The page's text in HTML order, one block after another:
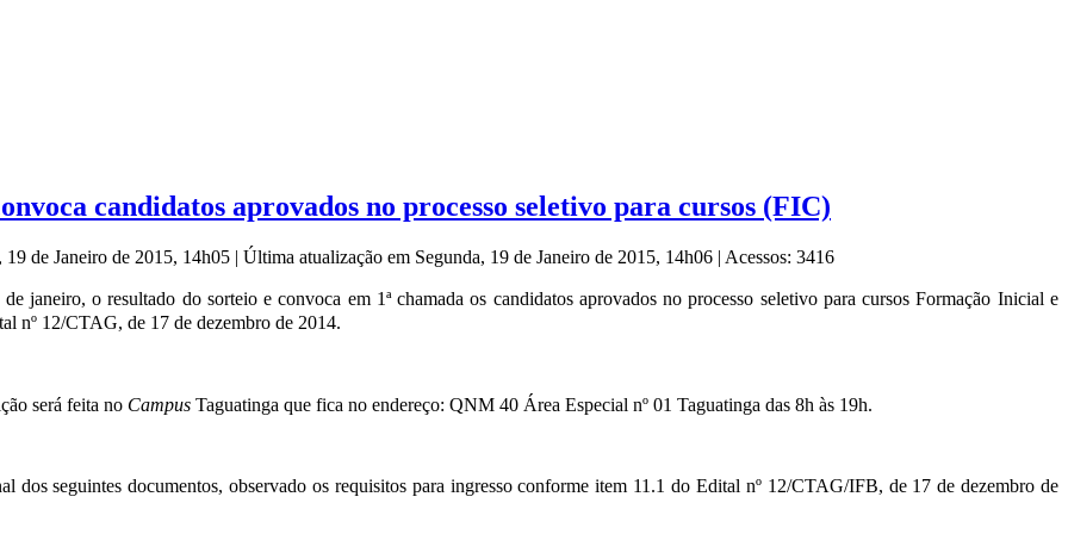
candidatos aprovados no processo seletivo para cursos (FIC)
19 de Janeiro de 2015, 14h05 | Última atualização em Segunda, 19 de Janeiro de 2015, 14h06 | Acessos: 3416
janeiro, o resultado do sorteio e convoca em 1ª chamada os candidatos aprovados no processo seletivo para cursos Formação Inicial e
nº 12/CTAG, de 17 de dezembro de 2014.
será feita no Campus Taguatinga que fica no endereço: QNM 40 Área Especial nº 01 Taguatinga das 8h às 19h.
dos seguintes documentos, observado os requisitos para ingresso conforme item 11.1 do Edital nº 12/CTAG/IFB, de 17 de dezembro de